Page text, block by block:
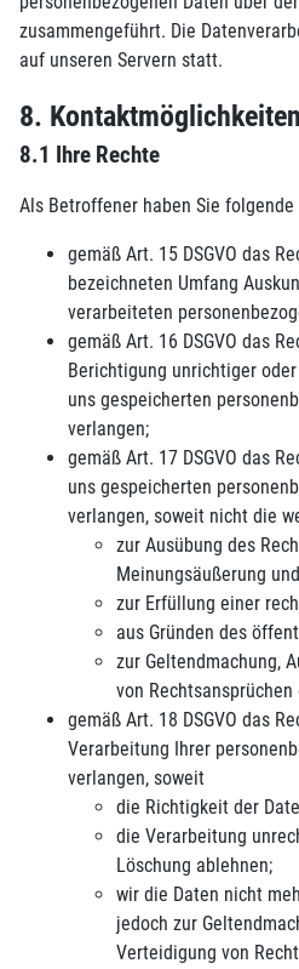
zusammengeführt. Die
auf unseren Servern statt.
8.
8.1 Ihre Rechte
Als Betroffener haben Sie folgende
gemäß Art. 15 DSGVO das
bezeichneten Umfang
verarbeiteten
gemäß Art. 16 DSGVO das
Berichtigung unrichtiger
uns gespeicherten
verlangen;
gemäß Art. 17 DSGVO das
uns gespeicherten
verlangen, soweit nicht die
zur Ausübung des
Meinungsäußerung
zur Erfüllung einer
aus Gründen des
zur Geltendmachung,
von
gemäß Art. 18 DSGVO das
Verarbeitung Ihrer
verlangen, soweit
die Richtigkeit der
die Verarbeitung
Löschung ablehnen;
wir die Daten nicht
jedoch zur
Verteidigung von